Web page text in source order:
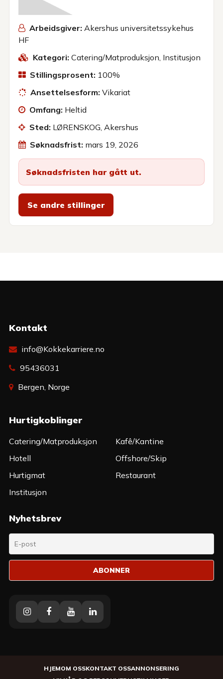
Arbeidsgiver: Akershus universitetssykehus
HF
Kategori: Catering/Matproduksjon Institusjon
Stillingsprosent: 100%
Ansettelsesform: Vikariat
Omfang: Heltid
Sted: LØRENSKOG, Akershus
Søknadsfrist: mars 19, 2026
Søknadsfristen har gått ut.
Se andre stillinger
Kontakt
info@Kokkekarriere.no
95436031
Bergen, Norge
Hurtigkoblinger
Catering/Matproduksjon
Hotell
Hurtigmat
Institusjon
Kafê/Kantine
Offshore/Skip
Restaurant
Nyhetsbrev
InstagramFacebookYoutubeLinkedin
HJEMOM OSSKONTAKT OSSANNONSERING